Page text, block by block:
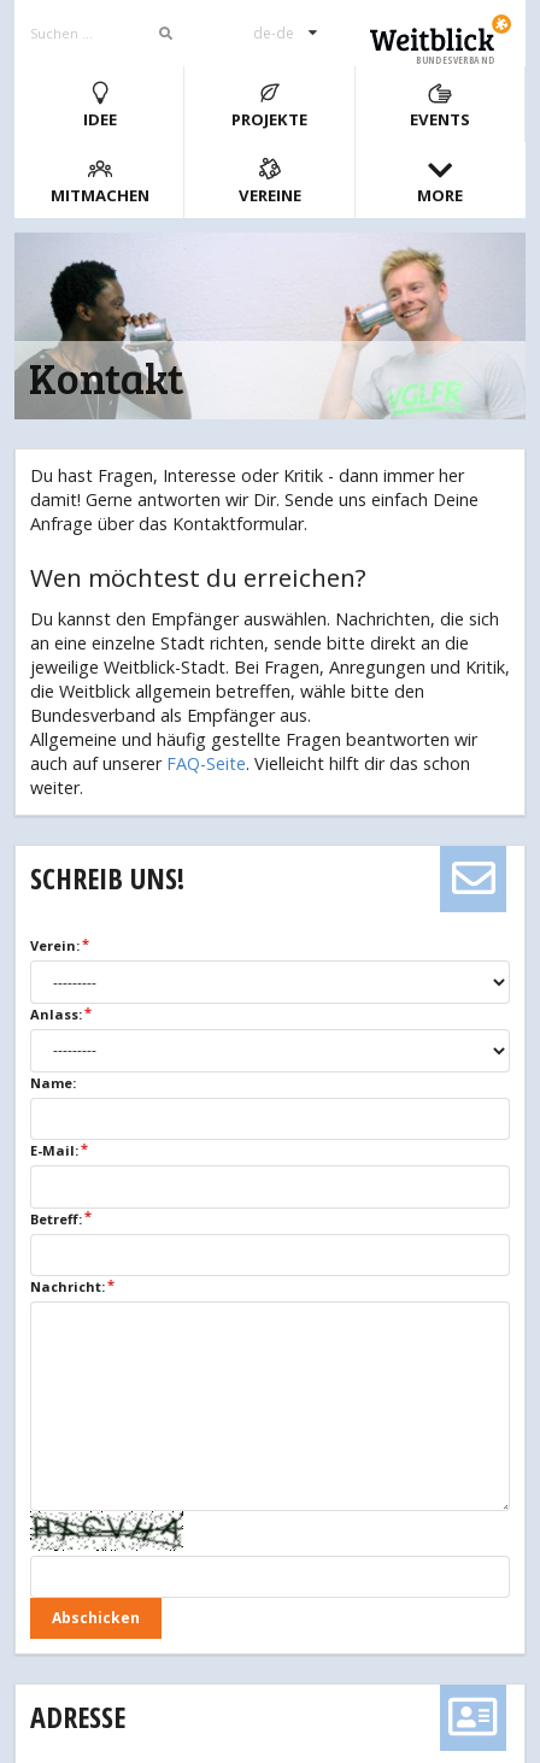
de-de
BUNDESVERBAND
IDEE PROJEKTE EVENTS
MITMACHEN VEREINE MORE
Kontakt
Du hast Fragen, Interesse oder Kritik - dann immer her
damit! Gerne antworten wir Dir. Sende uns einfach Deine
Anfrage über das Kontaktformular.
Wen möchtest du erreichen?
Du kannst den Empfänger auswählen. Nachrichten, die sich
an eine einzelne Stadt richten, sende bitte direkt an die
jeweilige Weitblick-Stadt. Bei Fragen, Anregungen und Kritik,
die Weitblick allgemein betreffen, wähle bitte den
Bundesverband als Empfänger aus.
Allgemeine und häufig gestellte Fragen beantworten wir
auch auf unserer FAQ-Seite. Vielleicht hilft dir das schon
weiter.
SCHREIB UNS!
Verein:
Anlass:
Name:
E-Mail:
Betreff:
Nachricht:
ADRESSE